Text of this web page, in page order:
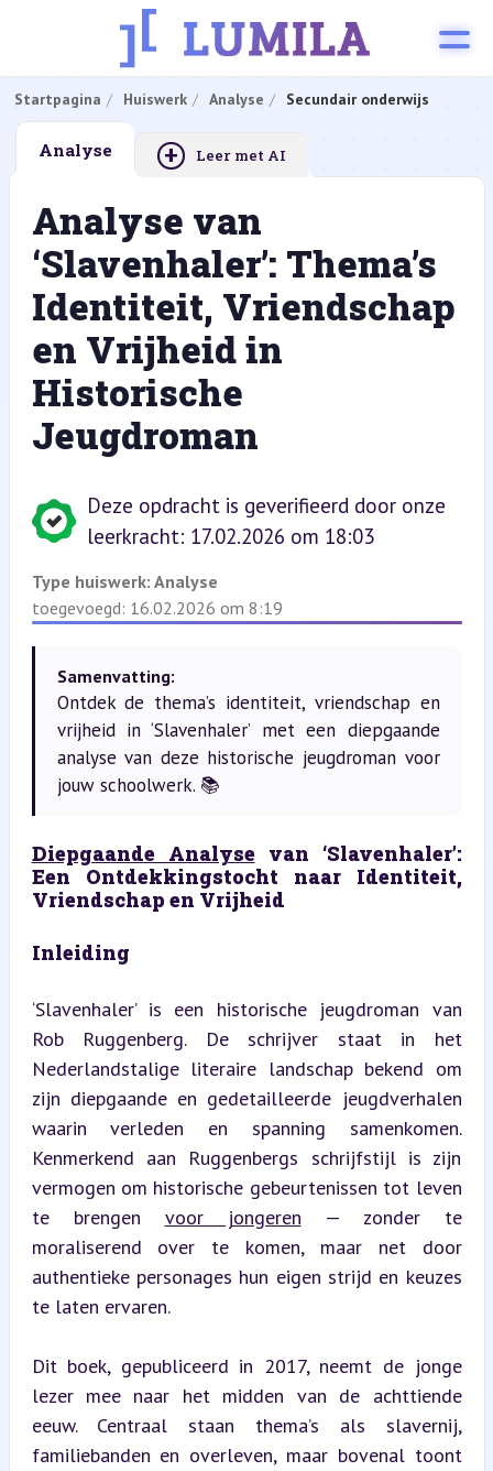
Startpagina Huiswerk Analyse Secundair onderwijs
Analyse + Leer met AI
Analyse van
‘Slavenhaler’: Thema’s
Identiteit, Vriendschap
en Vrijheid in
Historische
Jeugdroman
Deze opdracht is geverifieerd door onze
leerkracht: 17.02.2026 om 18:03
Type huiswerk: Analyse
toegevoegd: 16.02.2026 om 8:19
Samenvatting:
Ontdek de thema’s identiteit, vriendschap en
vrijheid in ‘Slavenhaler’ met een diepgaande
analyse van deze historische jeugdroman voor
jouw schoolwerk. 📚
Diepgaande Analyse van ‘Slavenhaler’:
Een Ontdekkingstocht naar Identiteit,
Vriendschap en Vrijheid
Inleiding
‘Slavenhaler’ is een historische jeugdroman van
Rob Ruggenberg. De schrijver staat in het
Nederlandstalige literaire landschap bekend om
zijn diepgaande en gedetailleerde jeugdverhalen
waarin verleden en spanning samenkomen.
Kenmerkend aan Ruggenbergs schrijfstijl is zijn
vermogen om historische gebeurtenissen tot leven
te brengen voor jongeren — zonder te
moraliserend over te komen, maar net door
authentieke personages hun eigen strijd en keuzes
te laten ervaren.
Dit boek, gepubliceerd in 2017, neemt de jonge
lezer mee naar het midden van de achttiende
eeuw. Centraal staan thema’s als slavernij,
familiebanden en overleven, maar bovenal toont